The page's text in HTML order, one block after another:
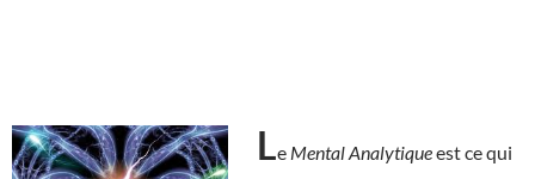
Le Mental Analytiqueest ce qui